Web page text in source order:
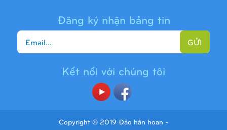
Cầu trượt liên hoàn 9H1225
Đăng ký nhận bảng tin
GỬI
Kết nối với chúng tôi
Copyright © 2019 Đảo hân hoan -